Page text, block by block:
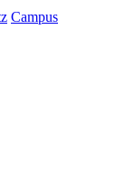
Campus